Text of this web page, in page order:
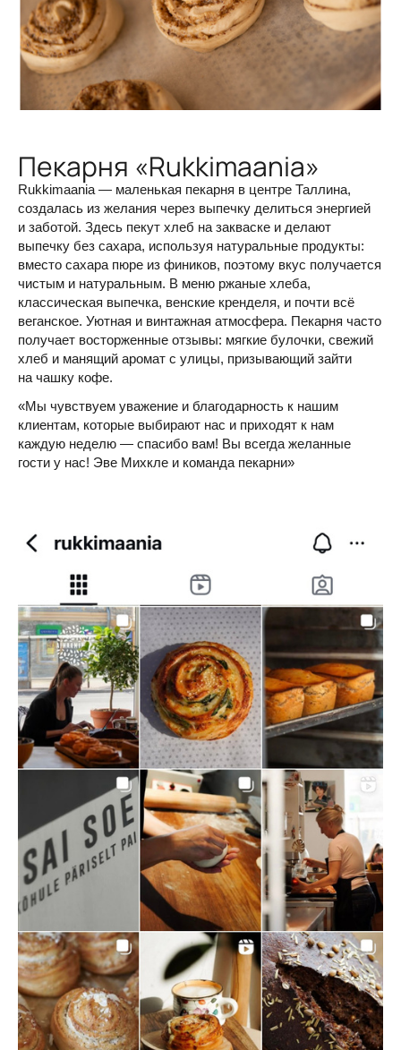
Пекарня «Rukkimaania»‎
Rukkimaania — маленькая пекарня в центре Таллина,
создалась из желания через выпечку делиться энергией
и заботой. Здесь пекут хлеб на закваске и делают
выпечку без сахара, используя натуральные продукты:
вместо сахара пюре из фиников, поэтому вкус получается
чистым и натуральным. В меню ржаные хлеба,
классическая выпечка, венские кренделя, и почти всё
веганское. Уютная и винтажная атмосфера. Пекарня часто
получает восторженные отзывы: мягкие булочки, свежий
хлеб и манящий аромат с улицы, призывающий зайти
на чашку кофе.
«‎Мы чувствуем уважение и благодарность к нашим
клиентам, которые выбирают нас и приходят к нам
каждую неделю — спасибо вам! Вы всегда желанные
гости у нас! Эве Михкле и команда пекарни»